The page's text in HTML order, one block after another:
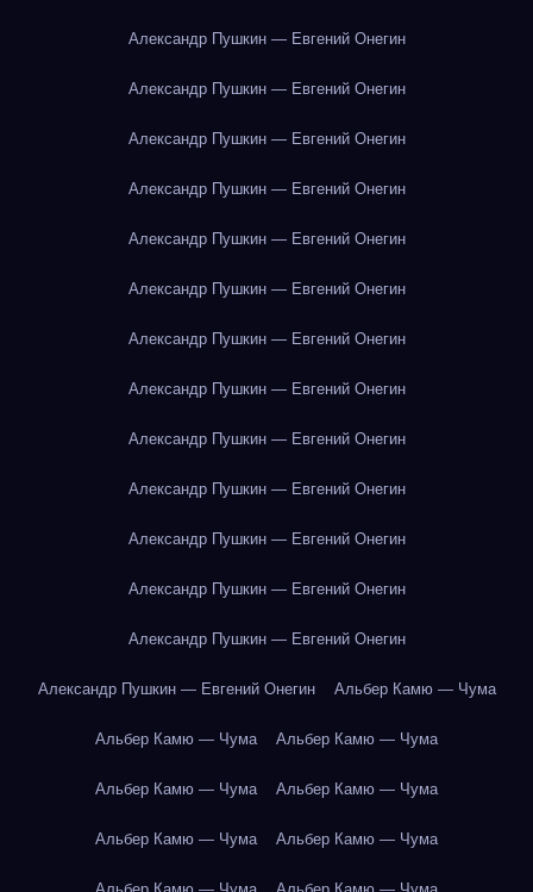
Александр Пушкин — Евгений Онегин
Александр Пушкин — Евгений Онегин
Александр Пушкин — Евгений Онегин
Александр Пушкин — Евгений Онегин
Александр Пушкин — Евгений Онегин
Александр Пушкин — Евгений Онегин
Александр Пушкин — Евгений Онегин
Александр Пушкин — Евгений Онегин
Александр Пушкин — Евгений Онегин
Александр Пушкин — Евгений Онегин
Александр Пушкин — Евгений Онегин
Александр Пушкин — Евгений Онегин
Александр Пушкин — Евгений Онегин
Александр Пушкин — Евгений Онегин Альбер Камю — Чума
Альбер Камю — Чума Альбер Камю — Чума
Альбер Камю — Чума Альбер Камю — Чума
Альбер Камю — Чума Альбер Камю — Чума